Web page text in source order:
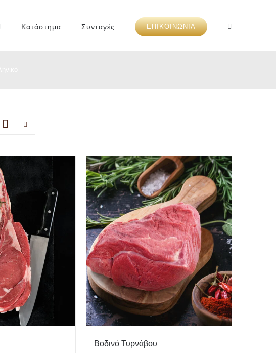
Κατάστημα Συνταγές ΕΠΙΚΟΙΝΩΝΙΑ
Βοδινό Τυρνάβου